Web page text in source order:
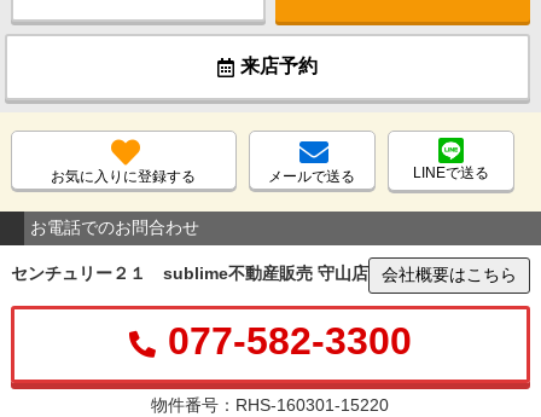
来店予約
お気に入りに登録する メールで送る LINEで送る
お電話でのお問合わせ
センチュリー２１ sublime不動産販売 守山店 会社概要はこちら
077-582-3300
物件番号：RHS-160301-15220